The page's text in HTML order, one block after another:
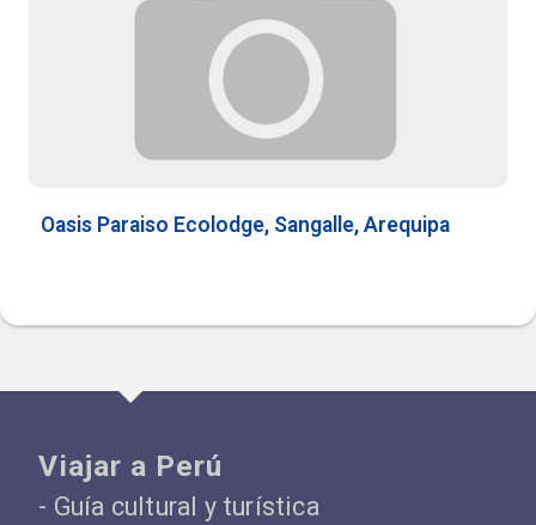
Oasis Paraiso Ecolodge, Sangalle, Arequipa
Viajar a Perú
- Guía cultural y turística